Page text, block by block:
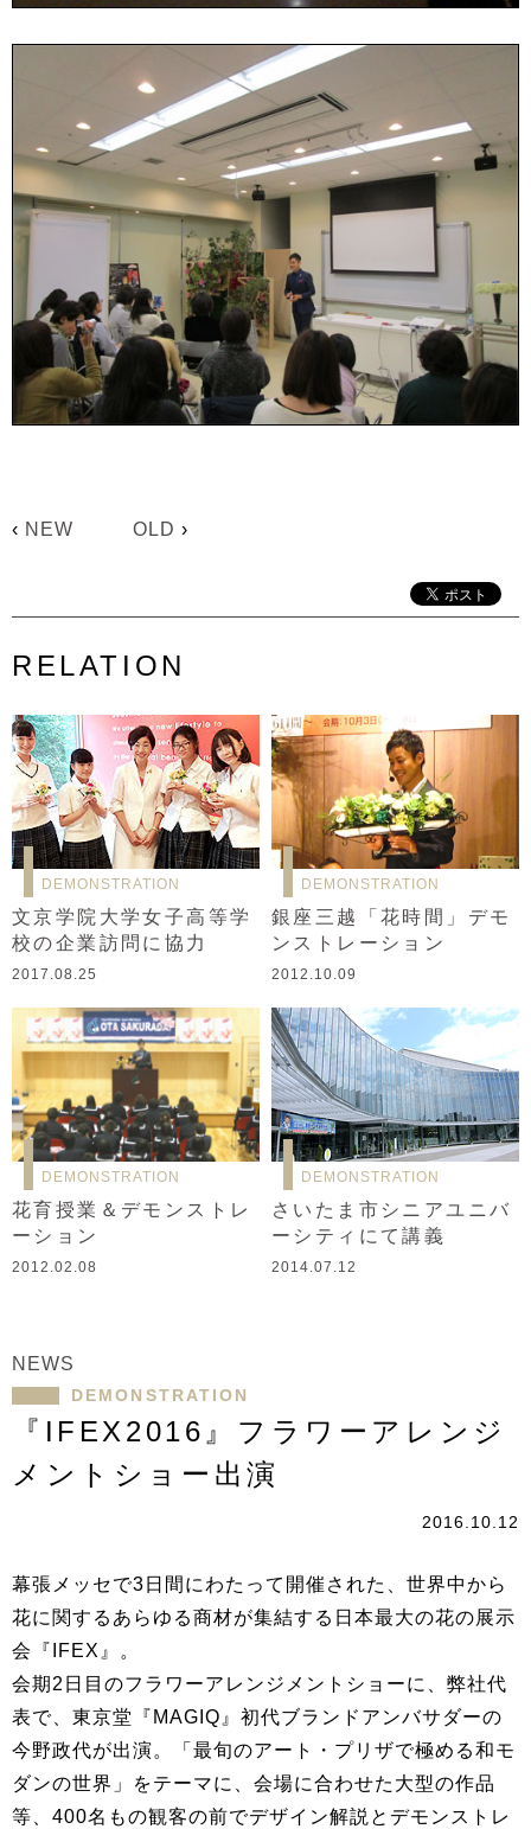
‹ NEW OLD ›
RELATION
DEMONSTRATION
文京学院大学女子高等学
校の企業訪問に協力
2017.08.25
DEMONSTRATION
銀座三越「花時間」デモ
ンストレーション
2012.10.09
DEMONSTRATION
花育授業＆デモンストレ
ーション
2012.02.08
DEMONSTRATION
さいたま市シニアユニバ
ーシティにて講義
2014.07.12
NEWS
DEMONSTRATION
『IFEX2016』フラワーアレンジ
メントショー出演
2016.10.12
幕張メッセで3日間にわたって開催された、世界中から
花に関するあらゆる商材が集結する日本最大の花の展示
会『IFEX』。
会期2日目のフラワーアレンジメントショーに、弊社代
表で、東京堂『MAGIQ』初代ブランドアンバサダーの
今野政代が出演。「最旬のアート・プリザで極める和モ
ダンの世界」をテーマに、会場に合わせた大型の作品
等、400名もの観客の前でデザイン解説とデモンストレ